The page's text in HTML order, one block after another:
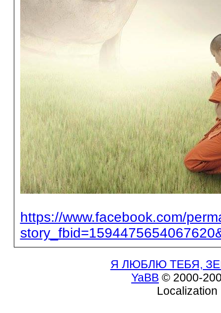
https://www.facebook.com/
Я ЛЮБЛЮ ТЕБЯ,
YaBB © 2000-